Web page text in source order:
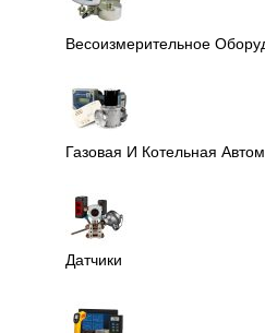
Весоизмерительное
Газовая И Котельная
Датчики